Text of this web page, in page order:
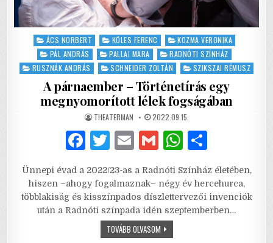
Posted
in
ÁCS NORBERT KÖLES FERENC
KOZMA VERONIKA
PÁL ANDRÁS
PALLAI MARA
RADNÓTI SZÍNHÁZ
RUSZNÁK ANDRÁS
SCHNEIDER ZOLTÁN SZIKSZAI RÉMUSZ
A párnaember – Történetírás egy
megnyomorított lélek fogságában
AUTHOR:
THEATERMAN PUBLISHED
DATE:
2022.09.15.
F
c
e
b
T
it
te
r
E
ai
l
G
ai
l
W
at
s
A
ar
e
Ünnepi évad a 2022/23-as a Radnóti Színház életében,
hiszen –ahogy fogalmaznak– négy év hercehurca,
többlakiság és kisszínpados díszlettervezői invenciók
után a Radnóti színpada idén szeptemberben…
TOVÁBB OLVASOMA
PÁRNAEMBER